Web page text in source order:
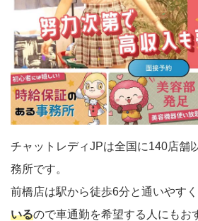
チャットレディJPは全国に140店舗
務所です。
前橋店は駅から徒歩6分と通いやすく
いるので車通勤を希望する人にもお